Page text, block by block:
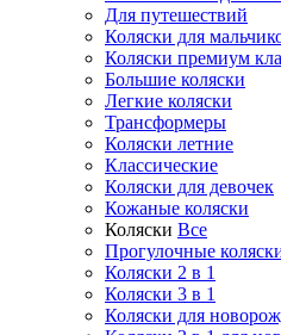
Для путешествий
Коляски для
Коляски премиум
Большие коляски
Легкие коляски
Трансформеры
Коляски летние
Классические
Коляски для девочек
Кожаные коляски
Коляски Все
Прогулочные
Коляски 2 в 1
Коляски 3 в 1
Коляски для